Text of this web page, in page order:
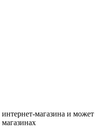
магазина и может